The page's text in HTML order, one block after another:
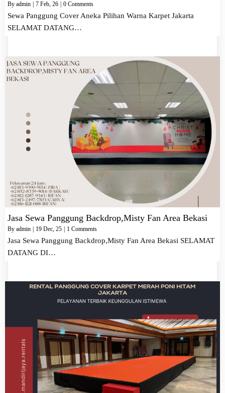
By admin 7 Feb, 26 0 Comments
Sewa Panggung Cover Aneka Pilihan Warna Karpet Jakarta
SELAMAT DATANG…
Jasa Sewa Panggung Backdrop,Misty Fan Area Bekasi
By admin | 19 Dec, 25 | 1 Comments
Jasa Sewa Panggung Backdrop,Misty Fan Area Bekasi SELAMAT
DATANG DI…